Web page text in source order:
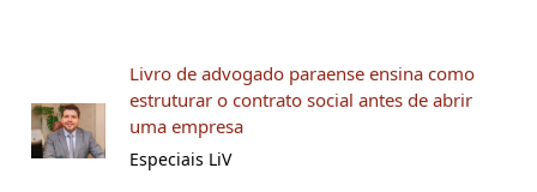
Livro de advogado paraense ensina como
estruturar o contrato social antes de abrir
uma empresa
Especiais LiV